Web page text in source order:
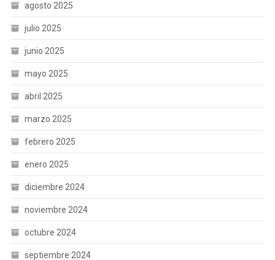
agosto 2025
julio 2025
junio 2025
mayo 2025
abril 2025
marzo 2025
febrero 2025
enero 2025
diciembre 2024
noviembre 2024
octubre 2024
septiembre 2024